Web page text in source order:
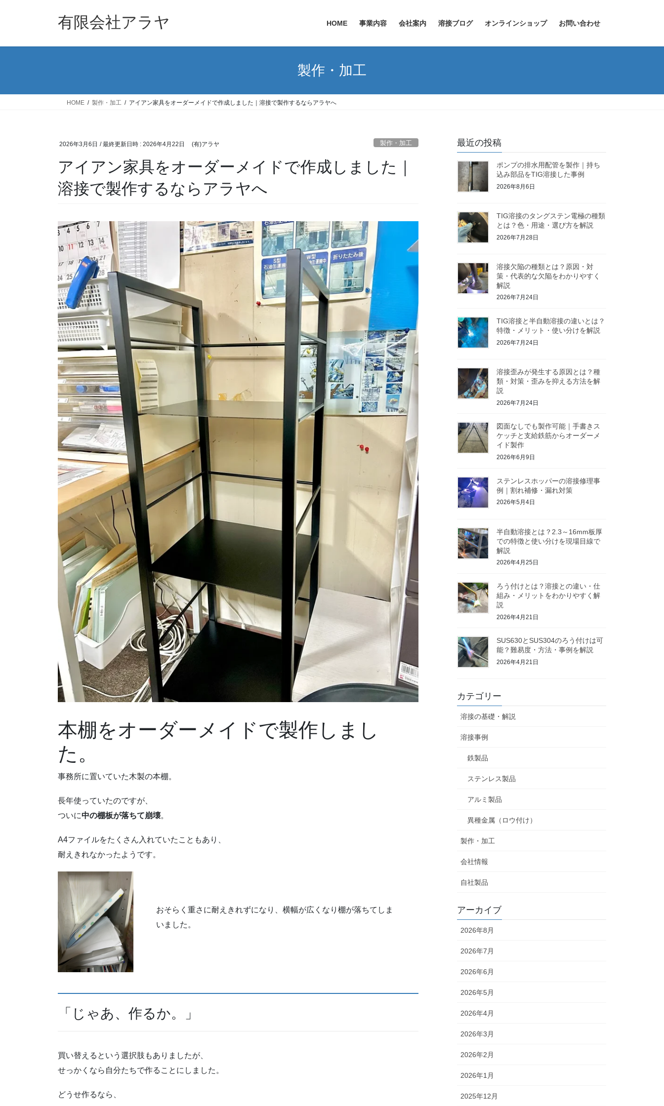
有限会社アラヤ HOME 事業内容 会社案内 溶接ブログ オンラインショップ お問い合わせ
製作・加工
HOME 製作・加工 アイアン家具をオーダーメイドで作成しました｜溶接で製作するならアラヤへ
2026年3月6日 / 最終更新日時 : 2026年4月22日 (有)アラヤ 製作・加工
アイアン家具をオーダーメイドで作成しました｜
溶接で製作するならアラヤへ
本棚をオーダーメイドで製作しまし
た。
事務所に置いていた木製の本棚。
長年使っていたのですが、
ついに中の棚板が落ちて崩壊。
A4ファイルをたくさん入れていたこともあり、
耐えきれなかったようです。
おそらく重さに耐えきれずになり、横幅が広くなり棚が落ちてしま
いました。
「じゃあ、作るか。」
買い替えるという選択肢もありましたが、
せっかくなら自分たちで作ることにしました。
どうせ作るなら、
最近の投稿
ポンプの排水用配管を製作｜持ち
込み部品をTIG溶接した事例
2026年8月6日
TIG溶接のタングステン電極の種類
とは？色・用途・選び方を解説
2026年7月28日
溶接欠陥の種類とは？原因・対
策・代表的な欠陥をわかりやすく
解説
2026年7月24日
TIG溶接と半自動溶接の違いとは？
特徴・メリット・使い分けを解説
2026年7月24日
溶接歪みが発生する原因とは？種
類・対策・歪みを抑える方法を解
説
2026年7月24日
図面なしでも製作可能｜手書きス
ケッチと支給鉄筋からオーダーメ
イド製作
2026年6月9日
ステンレスホッパーの溶接修理事
例｜割れ補修・漏れ対策
2026年5月4日
半自動溶接とは？2.3～16mm板厚
での特徴と使い分けを現場目線で
解説
2026年4月25日
ろう付けとは？溶接との違い・仕
組み・メリットをわかりやすく解
説
2026年4月21日
SUS630とSUS304のろう付けは可
能？難易度・方法・事例を解説
2026年4月21日
カテゴリー
溶接の基礎・解説
溶接事例
鉄製品
ステンレス製品
アルミ製品
異種金属（ロウ付け）
製作・加工
会社情報
自社製品
アーカイブ
2026年8月
2026年7月
2026年6月
2026年5月
2026年4月
2026年3月
2026年2月
2026年1月
2025年12月